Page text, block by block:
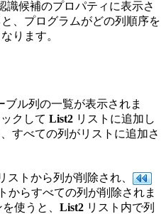
識候補のプロパティに表示さ
、プログラムがどの列順序を
ります。
ブル列の一覧が表示されま
クして List2 リストに追加し
すべての列がリストに追加さ
ストから列が削除され、
からすべての列が削除されま
使うと、 List2 リスト内で列